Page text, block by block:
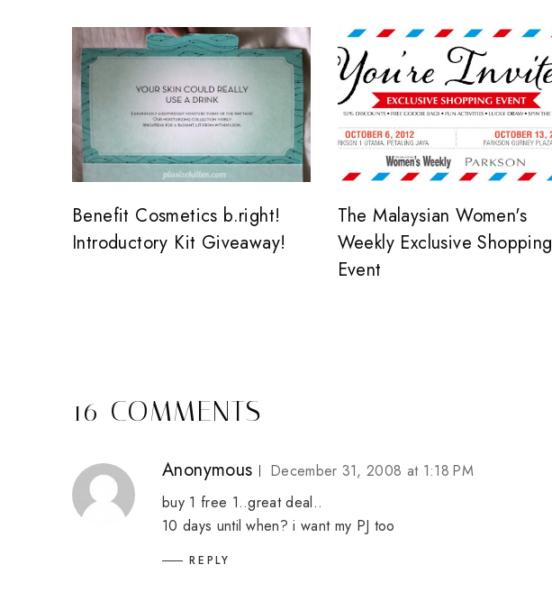
Benefit Cosmetics b.right!
Introductory Kit Giveaway!
The Malaysian Women's
Weekly Exclusive Shopping
Event
16 COMMENTS
Anonymous
December 31, 2008 at 1:18 PM
buy 1 free 1..great deal..
10 days until when? i want my PJ too
REPLY